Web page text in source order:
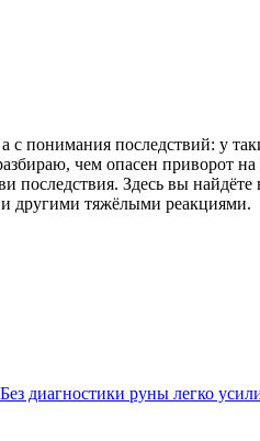
понимания последствий: у
чем опасен приворот
Здесь вы найдёте
и другими тяжёлыми реакциями.
диагностики руны легко